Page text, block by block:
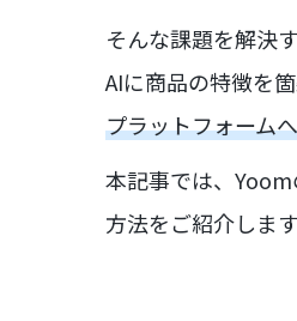
そんな課題を解決
AIに商品の特徴を
プラットフォーム
本記事では、
方法をご紹介します